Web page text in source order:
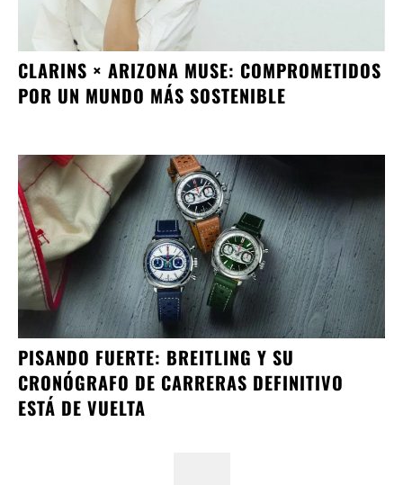
CLARINS × ARIZONA MUSE: COMPROMETIDOS
POR UN MUNDO MÁS SOSTENIBLE
PISANDO FUERTE: BREITLING Y SU
CRONÓGRAFO DE CARRERAS DEFINITIVO
ESTÁ DE VUELTA